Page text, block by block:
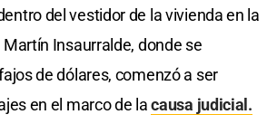
del vestidor de la vivienda en la
Insaurralde, donde se
de dólares, comenzó a ser
en el marco de lacausa judicial.